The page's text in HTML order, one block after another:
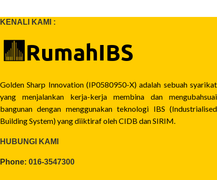
KENALI KAMI :
Golden Sharp Innovation (IP0580950-X) adalah sebuah syarikat
yang menjalankan kerja-kerja membina dan mengubahsuai
bangunan dengan menggunakan teknologi IBS (Industrialised
Building System) yang diiktiraf oleh CIDB dan SIRIM.
HUBUNGI KAMI
Phone: 016-3547300